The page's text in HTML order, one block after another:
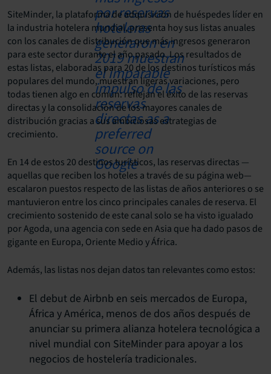
SiteMinder, la plataforma de adquisición de huéspedes líder en
la industria hotelera mundial, presenta hoy sus listas anuales
con los canales de distribución que más ingresos generaron
para este sector durante el año pasado. Los resultados de
estas listas, elaboradas para 20 de los destinos turísticos más
populares del mundo, muestran ligeras variaciones, pero
todas tienen algo en común: reflejan el éxito de las reservas
directas y la consolidación de los mayores canales de
distribución gracias a sus ambiciosas estrategias de
crecimiento.
En 14 de estos 20 destinos turísticos, las reservas directas —
aquellas que reciben los hoteles a través de su página web—
escalaron puestos respecto de las listas de años anteriores o se
mantuvieron entre los cinco principales canales de reserva. El
crecimiento sostenido de este canal solo se ha visto igualado
por Agoda, una agencia con sede en Asia que ha dado pasos de
gigante en Europa, Oriente Medio y África.
Además, las listas nos dejan datos tan relevantes como estos:
El debut de Airbnb en seis mercados de Europa,
África y América, menos de dos años después de
anunciar su primera alianza hotelera tecnológica a
nivel mundial con SiteMinder para apoyar a los
negocios de hostelería tradicionales.